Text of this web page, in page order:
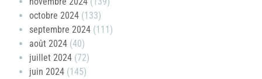
octobre 2024 (133)
septembre 2024 (111)
août 2024 (40)
juillet 2024 (72)
juin 2024 (145)